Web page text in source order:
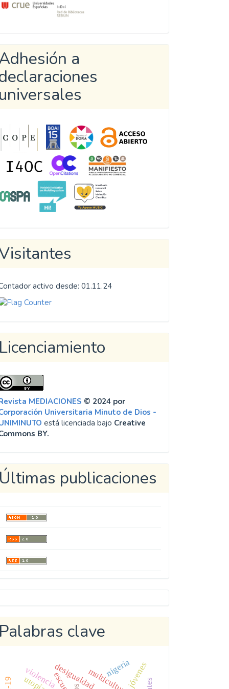
a
universales
activo desde: 01.11.24
Licenciamiento
MEDIACIONES © 2024 por
Universitaria Minuto de Dios -
está licenciada bajo Creative
BY.
Últimas publicaciones
Palabras clave
desigualdad jóvenes
violencia nigeria